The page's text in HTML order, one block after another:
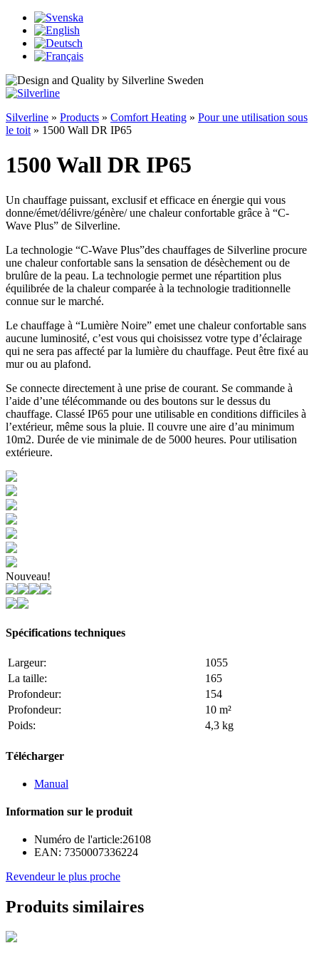
Silverline » Products » Comfort Heating » Pour une utilisation sous
le toit » 1500 Wall DR IP65
1500 Wall DR IP65
Un chauffage puissant, exclusif et efficace en énergie qui vous
donne/émet/délivre/génère/ une chaleur confortable grâce à “C-
Wave Plus” de Silverline.
La technologie “C-Wave Plus”des chauffages de Silverline procure
une chaleur confortable sans la sensation de désèchement ou de
brulûre de la peau. La technologie permet une répartition plus
équilibrée de la chaleur comparée à la technologie traditionnelle
connue sur le marché.
Le chauffage à “Lumière Noire” emet une chaleur confortable sans
aucune luminosité, c’est vous qui choisissez votre type d’éclairage
qui ne sera pas affecté par la lumière du chauffage. Peut être fixé au
mur ou au plafond.
Se connecte directement à une prise de courant. Se commande à
l’aide d’une télécommande ou des boutons sur le dessus du
chauffage. Classé IP65 pour une utilisable en conditions difficiles à
l’extérieur, même sous la pluie. Il couvre une aire d’au minimum
10m2. Durée de vie minimale de de 5000 heures. Pour utilisation
extérieure.
Nouveau!
Spécifications techniques
Largeur:
1055
La taille:
165
Profondeur:
154
Profondeur:
10 m²
Poids:
4,3 kg
Télécharger
Manual
Information sur le produit
Numéro de l'article:26108
EAN: 7350007336224
Revendeur le plus proche
Produits similaires